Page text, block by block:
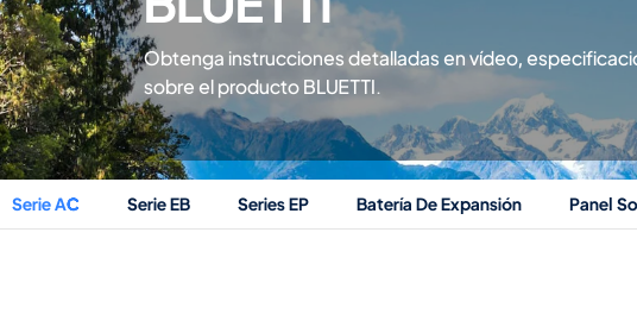
Obtenga instrucciones detalladas en vídeo,
sobre el producto BLUETTI.
Serie AC Serie EB Series EP Batería De Expansión Panel